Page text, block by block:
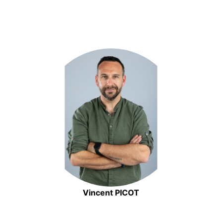
Vincent PICOT